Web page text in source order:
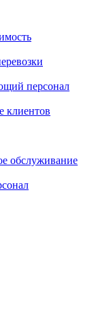
персонал
клиентов
обслуживание